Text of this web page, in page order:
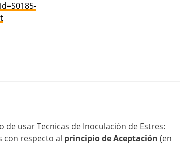
usar Tecnicas de Inoculación de Estres:
con respecto al principio de Aceptación (en